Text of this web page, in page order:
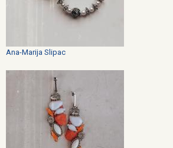
Ana-Marija Slipac